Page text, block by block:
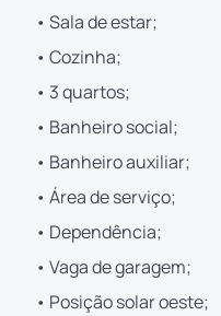
• Sala de estar;
• Cozinha;
• 3 quartos;
• Banheiro social;
• Banheiro auxiliar;
• Área de serviço;
• Dependência;
• Vaga de garagem;
• Posição solar oeste;